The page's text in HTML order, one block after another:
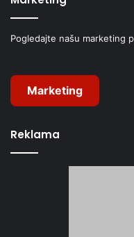
Pogledajte našu marketing
Marketing
Reklama